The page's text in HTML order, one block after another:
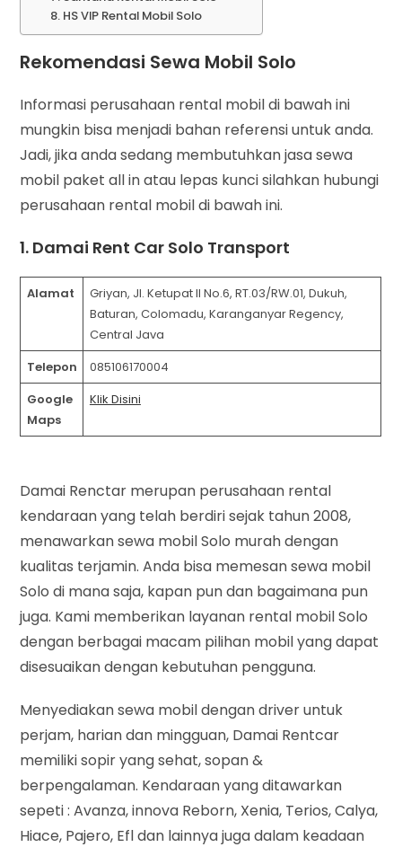
8. HS VIP Rental Mobil Solo
Rekomendasi Sewa Mobil Solo
Informasi perusahaan rental mobil di bawah ini
mungkin bisa menjadi bahan referensi untuk anda.
Jadi, jika anda sedang membutuhkan jasa sewa
mobil paket all in atau lepas kunci silahkan hubungi
perusahaan rental mobil di bawah ini.
1. Damai Rent Car Solo Transport
Alamat
Griyan, Jl. Ketupat II No.6, RT.03/RW.01, Dukuh,
Baturan, Colomadu, Karanganyar Regency,
Central Java
Telepon
085106170004
Google
Maps
Klik Disini
Damai Renctar merupan perusahaan rental
kendaraan yang telah berdiri sejak tahun 2008,
menawarkan sewa mobil Solo murah dengan
kualitas terjamin. Anda bisa memesan sewa mobil
Solo di mana saja, kapan pun dan bagaimana pun
juga. Kami memberikan layanan rental mobil Solo
dengan berbagai macam pilihan mobil yang dapat
disesuaikan dengan kebutuhan pengguna.
Menyediakan sewa mobil dengan driver untuk
perjam, harian dan mingguan, Damai Rentcar
memiliki sopir yang sehat, sopan &
berpengalaman. Kendaraan yang ditawarkan
sepeti : Avanza, innova Reborn, Xenia, Terios, Calya,
Hiace, Pajero, Efl dan lainnya juga dalam keadaan